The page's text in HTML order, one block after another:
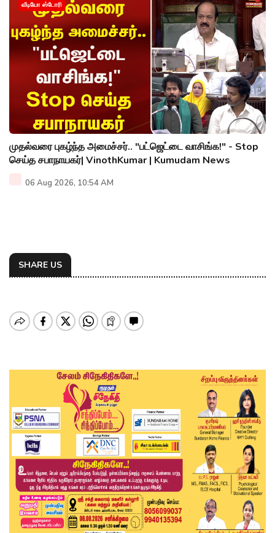
வீடியோ ஸ்டோரி
முதல்வரை புகழ்ந்த அமைச்சர்.. "பட்ஜெட்டை வாசிங்க!" - Stop
செய்த சபாநாயகர்| VinothKumar | Kumudam News
06 Aug 2026, 10:54 AM
SHARE US